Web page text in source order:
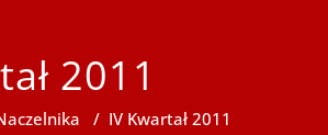
2011
/ IV Kwartał 2011